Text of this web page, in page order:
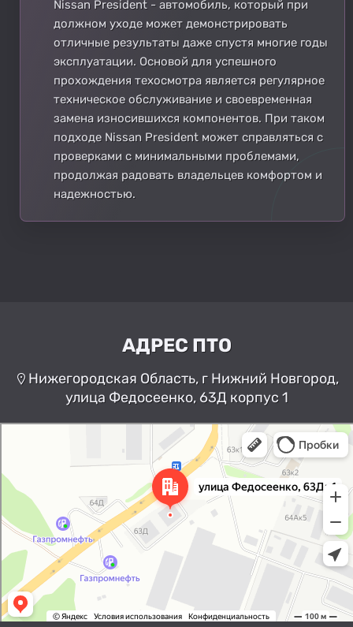
Nissan President - автомобиль, который при
должном уходе может демонстрировать
отличные результаты даже спустя многие годы
эксплуатации. Основой для успешного
прохождения техосмотра является регулярное
техническое обслуживание и своевременная
замена износившихся компонентов. При таком
подходе Nissan President может справляться с
проверками с минимальными проблемами,
продолжая радовать владельцев комфортом и
надежностью.
АДРЕС ПТО
Нижегородская Область, г Нижний Новгород,
улица Федосеенко, 63Д корпус 1
Нижний Новгород
Улица Федосеенко, 63Дк1 —
Яндекс Карты